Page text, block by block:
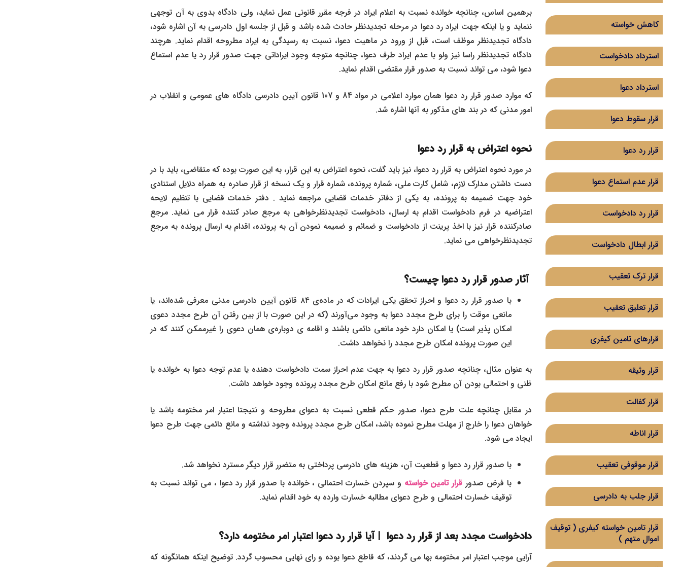
کاهش خواسته
استرداد دادخواست
استرداد دعوا
قرار سقوط دعوا
قرار رد دعوا
قرار عدم استماع دعوا
قرار رد دادخواست
‌قرار ابطال دادخواست
قرار ترک تعقیب
قرار تعلیق تعقیب
قرارهای تامین کیفری
قرار وثیقه
قرار کفالت
قرار اناطه
قرار موقوفی تعقیب
قرار جلب به دادرسی
قرار تامین خواسته کیفری ( توقیف
اموال متهم )
برهمین اساس، چنانچه خوانده نسبت به اعلام ایراد در فرجه مقرر قانونی عمل نماید، ولی دادگاه بدوی به آن توجهی
ننماید و یا اینکه جهت ایراد رد دعوا در مرحله تجدیدنظر حادث شده باشد و قبل از جلسه اول دادرسی به آن اشاره شود،
دادگاه تجدیدنظر موظف است، قبل از ورود در ماهیت دعوا، نسبت به رسیدگی به ایراد مطروحه اقدام نماید. هرچند
دادگاه تجدیدنظر راسا نیز ولو با عدم ایراد طرف دعوا، چنانچه متوجه وجود ایراداتی جهت صدور قرار رد یا عدم استماع
دعوا شود، می تواند نسبت به صدور قرار مقتضی اقدام نماید.
که موارد صدور قرار رد دعوا همان موارد اعلامی در مواد 84 و 107 قانون آیین دادرسی دادگاه های عمومی و انقلاب در
امور مدنی که در بند های مذکور به آنها اشاره شد.
نحوه اعتراض به قرار رد دعوا
در مورد نحوه اعتراض به قرار رد دعوا، نیز باید گفت، نحوه اعتراض به این قرار، به این صورت بوده که متقاضی، باید با در
دست داشتن مدارک لازم، شامل کارت ملی، شماره پرونده، شماره قرار و یک نسخه از قرار صادره به همراه دلایل استنادی
خود جهت ضمیمه به پرونده، به یکی از دفاتر خدمات قضایی مراجعه نماید . دفتر خدمات قضایی با تنظیم لایحه
اعتراضیه در فرم دادخواست اقدام به ارسال، دادخواست تجدیدنظرخواهی به مرجع صادر کننده قرار می نماید. مرجع
صادرکننده قرار نیز با اخذ پرینت از دادخواست و ضمائم و ضمیمه نمودن آن به پرونده، اقدام به ارسال پرونده به مرجع
تجدیدنظرخواهی می نماید.
آثار صدور قرار رد دعوا چیست؟
با صدور قرار رد دعوا و احراز تحقق یکی ایرادات که در ماده‌ی ۸۴ قانون آیین دادرسی مدنی معرفی شده‌اند، یا
مانعی موقت را برای طرح مجدد دعوا به وجود می‌آورند (که در این صورت با از بین رفتن آن طرح مجدد دعوی
امکان‌ پذیر است) یا امکان دارد خود مانعی دائمی باشند و اقامه‌ ی دوباره‌ی همان دعوی را غیرممکن کنند که در
این صورت پرونده امکان طرح مجدد را نخواهد داشت.
به عنوان مثال، چنانچه صدور قرار رد دعوا به جهت عدم احراز سمت دادخواست دهنده یا عدم توجه دعوا به خوانده یا
ظنی و احتمالی بودن آن مطرح شود با رفع مانع امکان طرح مجدد پرونده وجود خواهد داشت.
در مقابل چنانچه علت طرح دعوا، صدور حکم قطعی نسبت به دعوای مطروحه و نتیجتا اعتبار امر مختومه باشد یا
خواهان دعوا را خارج از مهلت مطرح نموده باشد، امکان طرح مجدد پرونده وجود نداشته و مانع دائمی جهت طرح دعوا
ایجاد می شود.
با صدور قرار رد دعوا و قطعیت آن، هزینه های دادرسی پرداختی به متضرر قرار دیگر مسترد نخواهد شد.
با فرض صدور قرار تامین خواسته و سپردن خسارت احتمالی ، خوانده با صدور قرار رد دعوا ، می تواند نسبت به
توقیف خسارت احتمالی و طرح دعوای مطالبه خسارت وارده به خود اقدام نماید.
دادخواست مجدد بعد از قرار رد دعوا | آیا قرار رد دعوا اعتبار امر مختومه دارد؟
آرایی موجب اعتبار امر مختومه بها می گردند، که قاطع دعوا بوده و رای نهایی محسوب گردد. توضیح اینکه همانگونه که